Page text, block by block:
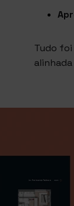
Tudo